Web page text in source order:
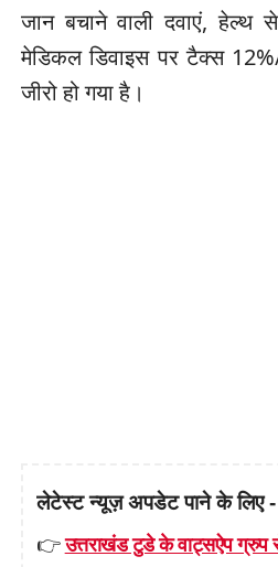
जान बचाने वाली दवाएं,
मेडिकल डिवाइस पर टैक्स
जीरो हो गया है।
लेटेस्ट न्यूज़ अपडेट पाने के लिए -
👉उत्तराखंड टुडे के वाट्सऐप